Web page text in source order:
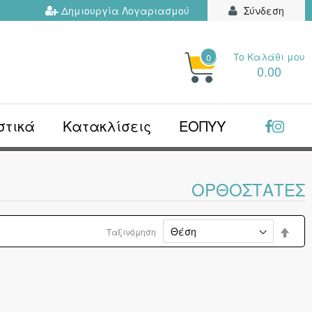
Σύνδεση
Δημιουργία Λογαριασμού
Το Kαλάθι μου
0.00
0
Κατακλίσεις ΕΟΠΥΥ
ΟΡΘΟΣΤΆΤΕΣ
Ταξινόμηση